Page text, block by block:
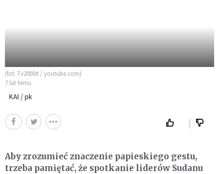
(fot. Tv2000it / youtube.com)
7 lat temu
KAI / pk
Aby zrozumieć znaczenie papieskiego gestu,
trzeba pamiętać, że spotkanie liderów Sudanu